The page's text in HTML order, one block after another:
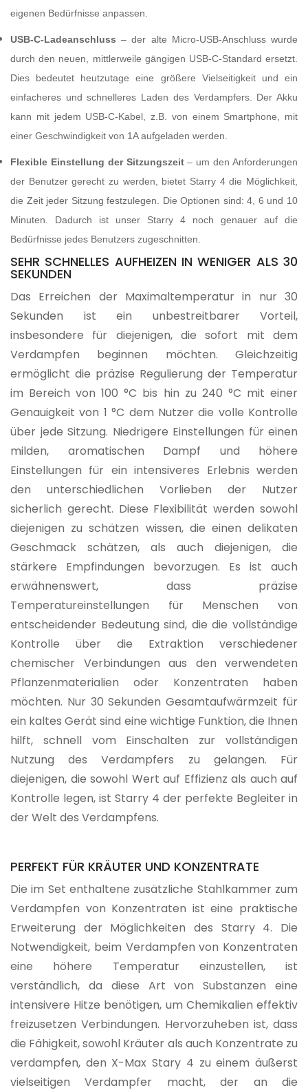
eigenen Bedürfnisse anpassen.
USB-C-Ladeanschluss – der alte Micro-USB-Anschluss wurde
durch den neuen, mittlerweile gängigen USB-C-Standard ersetzt.
Dies bedeutet heutzutage eine größere Vielseitigkeit und ein
einfacheres und schnelleres Laden des Verdampfers. Der Akku
kann mit jedem USB-C-Kabel, z.B. von einem Smartphone, mit
einer Geschwindigkeit von 1A aufgeladen werden.
Flexible Einstellung der Sitzungszeit– um den Anforderungen
der Benutzer gerecht zu werden, bietet Starry 4 die Möglichkeit,
die Zeit jeder Sitzung festzulegen. Die Optionen sind: 4, 6 und 10
Minuten. Dadurch ist unser Starry 4 noch genauer auf die
Bedürfnisse jedes Benutzers zugeschnitten.
SEHR SCHNELLES AUFHEIZEN IN WENIGER ALS 30
SEKUNDEN
Das Erreichen der Maximaltemperatur in nur 30
Sekunden ist ein unbestreitbarer Vorteil,
insbesondere für diejenigen, die sofort mit dem
Verdampfen beginnen möchten. Gleichzeitig
ermöglicht die präzise Regulierung der Temperatur
im Bereich von 100 °C bis hin zu 240 °C mit einer
Genauigkeit von 1 °C dem Nutzer die volle Kontrolle
über jede Sitzung. Niedrigere Einstellungen für einen
milden, aromatischen Dampf und höhere
Einstellungen für ein intensiveres Erlebnis werden
den unterschiedlichen Vorlieben der Nutzer
sicherlich gerecht. Diese Flexibilität werden sowohl
diejenigen zu schätzen wissen, die einen delikaten
Geschmack schätzen, als auch diejenigen, die
stärkere Empfindungen bevorzugen. Es ist auch
erwähnenswert, dass präzise
Temperatureinstellungen für Menschen von
entscheidender Bedeutung sind, die die vollständige
Kontrolle über die Extraktion verschiedener
chemischer Verbindungen aus den verwendeten
Pflanzenmaterialien oder Konzentraten haben
möchten. Nur 30 Sekunden Gesamtaufwärmzeit für
ein kaltes Gerät sind eine wichtige Funktion, die Ihnen
hilft, schnell vom Einschalten zur vollständigen
Nutzung des Verdampfers zu gelangen. Für
diejenigen, die sowohl Wert auf Effizienz als auch auf
Kontrolle legen, ist Starry 4 der perfekte Begleiter in
der Welt des Verdampfens.
PERFEKT FÜR KRÄUTER UND KONZENTRATE
Die im Set enthaltene zusätzliche Stahlkammer zum
Verdampfen von Konzentraten ist eine praktische
Erweiterung der Möglichkeiten des Starry 4. Die
Notwendigkeit, beim Verdampfen von Konzentraten
eine höhere Temperatur einzustellen, ist
verständlich, da diese Art von Substanzen eine
intensivere Hitze benötigen, um Chemikalien effektiv
freizusetzen Verbindungen. Hervorzuheben ist, dass
die Fähigkeit, sowohl Kräuter als auch Konzentrate zu
verdampfen, den X-Max Stary 4 zu einem äußerst
vielseitigen Verdampfer macht, der an die